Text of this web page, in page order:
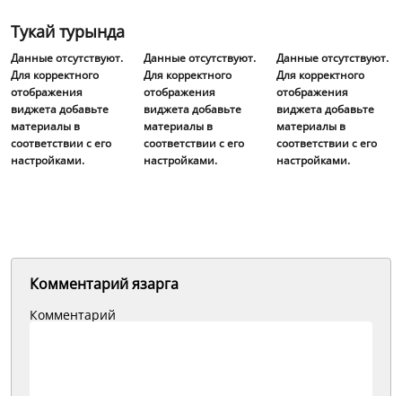
Тукай турында
Данные отсутствуют.
Для корректного
отображения
виджета добавьте
материалы в
соответствии с его
настройками.
Данные отсутствуют.
Для корректного
отображения
виджета добавьте
материалы в
соответствии с его
настройками.
Данные отсутствуют.
Для корректного
отображения
виджета добавьте
материалы в
соответствии с его
настройками.
Комментарий язарга
Комментарий